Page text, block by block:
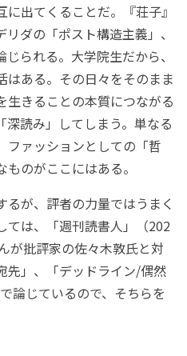
出てくることだ。『荘子』
ダの「ポスト構造主義」、
られる。大学院生だから、
はある。その日々をそのまま
生きることの本質につながる
読み」してしまう。単なる
ファッションとしての「哲
のがここにはある。
が、評者の力量ではうまく
ては、「週刊読書人」（202
が批評家の佐々木敦氏と対
先」、「デッドライン/偶然
論じているので、そちらを